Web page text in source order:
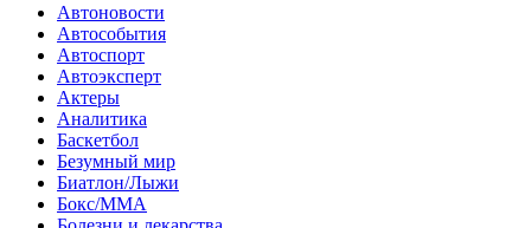
Автоновости
Автособытия
Автоспорт
Автоэксперт
Актеры
Аналитика
Баскетбол
Безумный мир
Биатлон/Лыжи
Бокс/MMA